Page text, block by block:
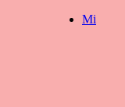
Mi